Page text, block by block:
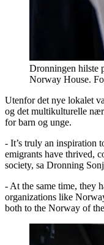
Dronningen hilste
Norway House.
Utenfor det nye lokalet
og det multikulturelle
for barn og unge.
- It’s truly an inspiration
emigrants have thrived,
society, sa Dronning
- At the same time, they
organizations like
both to the Norway of